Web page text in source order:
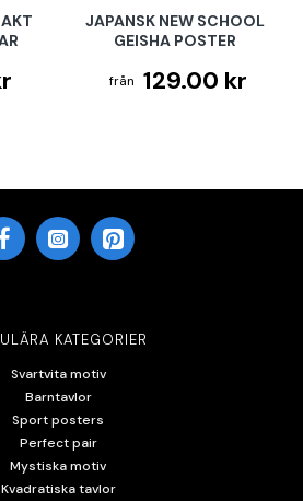
JAPANSK NEW SCHOOL
GEISHA POSTER
129.00 kr
KATEGORIER
Svartvita motiv
Barntavlor
Sport posters
Perfect pair
Mystiska motiv
Kvadratiska tavlor